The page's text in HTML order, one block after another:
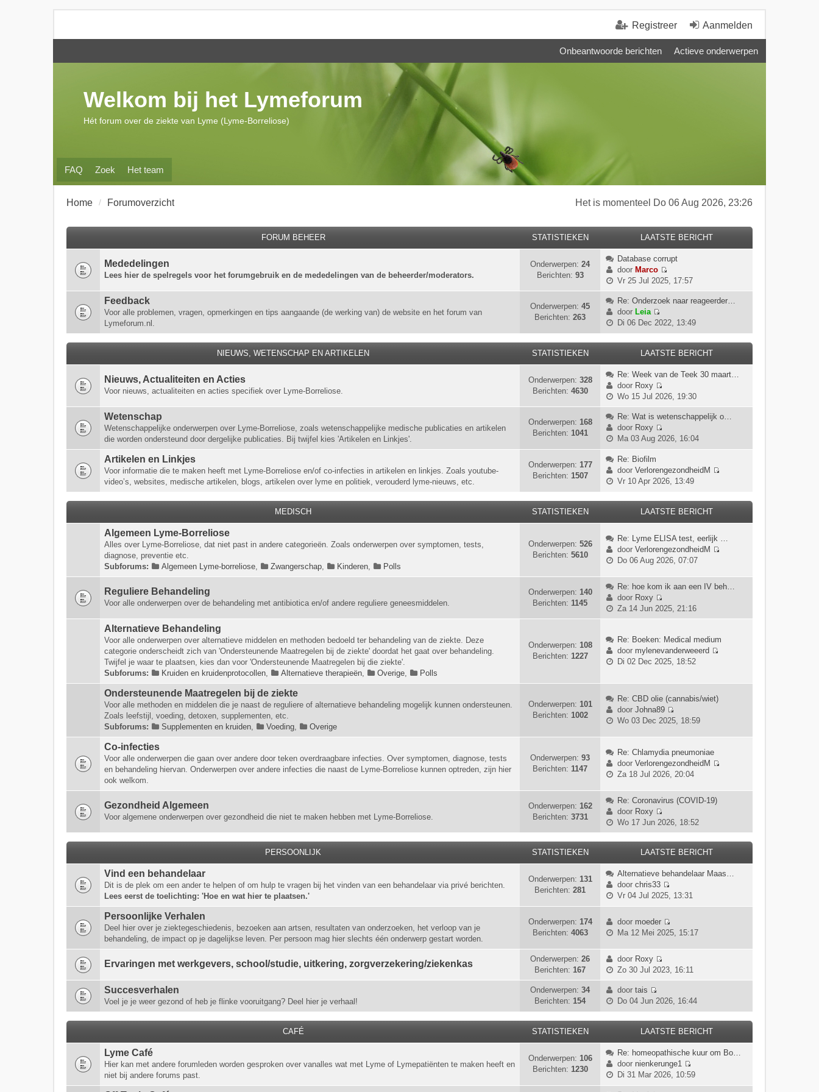
Aanmelden
Registreer
Onbeantwoorde berichten Actieve onderwerpen
FAQ Zoek Het team
Welkom bij het Lymeforum
Hét forum over de ziekte van Lyme (Lyme-Borreliose)
Het is momenteel Do 06 Aug 2026, 23:26
Home Forumoverzicht
FORUM BEHEER STATISTIEKEN LAATSTE BERICHT
Mededelingen
Lees hier de spelregels voor het forumgebruik en de mededelingen van de beheerder/moderators.
Onderwerpen: 24
Berichten: 93
Database corrupt
door Marco
B
k
j
k
l
a
a
t
t
e
b
r
h
t
Vr 25 Jul 2025, 17:57
Feedback
Voor alle problemen, vragen, opmerkingen en tips aangaande (de werking van) de website en het forum van
Lymeforum.nl.
Onderwerpen: 45
Berichten: 263
Re: Onderzoek naar reageerder…
door Leia
B
k
i
j
k
l
a
a
t
s
t
e
e
r
c
h
Di 06 Dec 2022, 13:49
NIEUWS, WETENSCHAP EN ARTIKELEN STATISTIEKEN LAATSTE BERICHT
Nieuws, Actualiteiten en Acties
Voor nieuws, actualiteiten en acties specifiek over Lyme-Borreliose.
Onderwerpen: 328
Berichten: 4630
Re: Week van de Teek 30 maart…
door Roxy
B
k
j
k
a
a
s
t
e
b
e
r
c
h
Wo 15 Jul 2026, 19:30
Wetenschap
Wetenschappelijke onderwerpen over Lyme-Borreliose, zoals wetenschappelijke medische publicaties en artikelen
die worden ondersteund door dergelijke publicaties. Bij twijfel kies 'Artikelen en Linkjes'.
Onderwerpen: 168
Berichten: 1041
Re: Wat is wetenschappelijk o…
door Roxy
B
i
j
l
a
a
t
t
b
e
i
t
Ma 03 Aug 2026, 16:04
Artikelen en Linkjes
Voor informatie die te maken heeft met Lyme-Borreliose en/of co-infecties in artikelen en linkjes. Zoals youtube-
video’s, websites, medische artikelen, blogs, artikelen over lyme en politiek, verouderd lyme-nieuws, etc.
Onderwerpen: 177
Berichten: 1507
Re: Biofilm
door VerlorengezondheidM
k
j
l
t
s
b
r
t
Vr 10 Apr 2026, 13:49
MEDISCH STATISTIEKEN LAATSTE BERICHT
Algemeen Lyme-Borreliose
Alles over Lyme-Borreliose, dat niet past in andere categorieën. Zoals onderwerpen over symptomen, tests,
diagnose, preventie etc.
Subforums:
Algemeen Lyme-borreliose, Zwangerschap, Kinderen, Polls
Onderwerpen: 526
Berichten: 5610
Re: Lyme ELISA test, eerlijk …
door VerlorengezondheidM
k
i
a
Do 06 Aug 2026, 07:07
Reguliere Behandeling
Voor alle onderwerpen over de behandeling met antibiotica en/of andere reguliere geneesmiddelen.
Onderwerpen: 140
Berichten: 1145
Re: hoe kom ik aan een IV beh…
door Roxy
B
e
j
k
a
t
s
t
e
b
r
c
h
Za 14 Jun 2025, 21:16
Alternatieve Behandeling
Voor alle onderwerpen over alternatieve middelen en methoden bedoeld ter behandeling van de ziekte. Deze
categorie onderscheidt zich van 'Ondersteunende Maatregelen bij de ziekte' doordat het gaat over behandeling.
Twijfel je waar te plaatsen, kies dan voor 'Ondersteunende Maatregelen bij die ziekte'.
Subforums:
Kruiden en kruidenprotocollen, Alternatieve therapieën, Overige, Polls
Onderwerpen: 108
Berichten: 1227
Re: Boeken: Medical medium
door mylenevanderweeerd
j
a
s
e
i
Di 02 Dec 2025, 18:52
Ondersteunende Maatregelen bij de ziekte
Voor alle methoden en middelen die je naast de reguliere of alternatieve behandeling mogelijk kunnen ondersteunen.
Zoals leefstijl, voeding, detoxen, supplementen, etc.
Subforums:
Supplementen en kruiden, Voeding, Overige
Onderwerpen: 101
Berichten: 1002
Re: CBD olie (cannabis/wiet)
door Johna89
B
k
i
j
k
a
s
e
e
i
Wo 03 Dec 2025, 18:59
Co-infecties
Voor alle onderwerpen die gaan over andere door teken overdraagbare infecties. Over symptomen, diagnose, tests
en behandeling hiervan. Onderwerpen over andere infecties die naast de Lyme-Borreliose kunnen optreden, zijn hier
ook welkom.
Onderwerpen: 93
Berichten: 1147
Re: Chlamydia pneumoniae
door VerlorengezondheidM
k
t
i
t
Za 18 Jul 2026, 20:04
Gezondheid Algemeen
Voor algemene onderwerpen over gezondheid die niet te maken hebben met Lyme-Borreliose.
Onderwerpen: 162
Berichten: 3731
Re: Coronavirus (COVID-19)
door Roxy
B
e
k
i
j
k
a
a
s
e
e
c
t
Wo 17 Jun 2026, 18:52
PERSOONLIJK STATISTIEKEN LAATSTE BERICHT
Vind een behandelaar
Dit is de plek om een ander te helpen of om hulp te vragen bij het vinden van een behandelaar via privé berichten.
Lees eerst de toelichting: 'Hoe en wat hier te plaatsen.'
Onderwerpen: 131
Berichten: 281
Alternatieve behandelaar Maas…
door chris33
B
i
j
k
a
a
s
t
b
r
i
c
Vr 04 Jul 2025, 13:31
Persoonlijke Verhalen
Deel hier over je ziektegeschiedenis, bezoeken aan artsen, resultaten van onderzoeken, het verloop van je
behandeling, de impact op je dagelijkse leven. Per persoon mag hier slechts één onderwerp gestart worden.
Onderwerpen: 174
Berichten: 4063
door moeder
B
k
j
l
a
t
t
e
b
Ma 12 Mei 2025, 15:17
Ervaringen met werkgevers, school/studie, uitkering, zorgverzekering/ziekenkas Onderwerpen: 26
Berichten: 167
door Roxy
B
i
j
k
l
a
a
t
s
t
Zo 30 Jul 2023, 16:11
Succesverhalen
Voel je je weer gezond of heb je flinke vooruitgang? Deel hier je verhaal!
Onderwerpen: 34
Berichten: 154
door tais
B
k
i
j
k
l
a
a
Do 04 Jun 2026, 16:44
CAFÉ STATISTIEKEN LAATSTE BERICHT
Lyme Café
Hier kan met andere forumleden worden gesproken over vanalles wat met Lyme of Lymepatiënten te maken heeft en
niet bij andere forums past.
Onderwerpen: 106
Berichten: 1230
Re: homeopathische kuur om Bo…
door nienkerunge1
B
Di 31 Mar 2026, 10:59